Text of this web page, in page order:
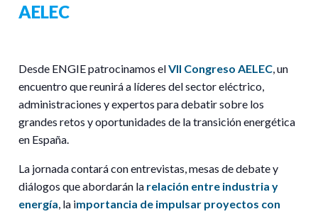
AELEC
Desde ENGIE patrocinamos elVII Congreso AELEC, un
encuentro que reunirá a líderes del sector eléctrico,
administraciones y expertos para debatir sobre los
grandes retos y oportunidades de la transición energética
en España.
La jornada contará con entrevistas, mesas de debate y
diálogos que abordarán la relación entre industria y
energía, la importancia de impulsar proyectos con